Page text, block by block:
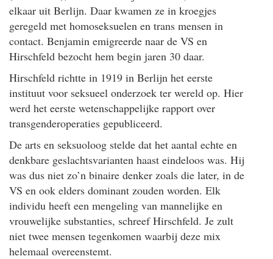
elkaar uit Berlijn. Daar kwamen ze in kroegjes
geregeld met homoseksuelen en trans mensen in
contact. Benjamin emigreerde naar de VS en
Hirschfeld bezocht hem begin jaren 30 daar.
Hirschfeld richtte in 1919 in Berlijn het eerste
instituut voor seksueel onderzoek ter wereld op. Hier
werd het eerste wetenschappelijke rapport over
transgenderoperaties gepubliceerd.
De arts en seksuoloog stelde dat het aantal echte en
denkbare geslachtsvarianten haast eindeloos was. Hij
was dus niet zo’n binaire denker zoals die later, in de
VS en ook elders dominant zouden worden. Elk
individu heeft een mengeling van mannelijke en
vrouwelijke substanties, schreef Hirschfeld. Je zult
niet twee mensen tegenkomen waarbij deze mix
helemaal overeenstemt.